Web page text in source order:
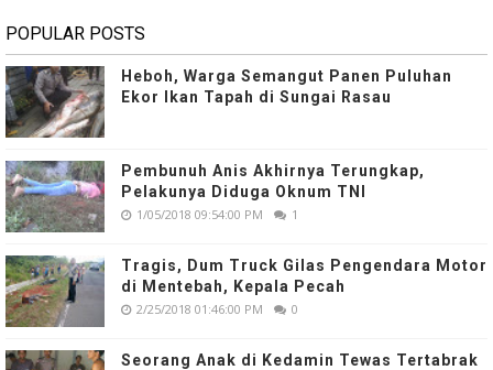
POPULAR POSTS
Heboh, Warga Semangut Panen Puluhan
Ekor Ikan Tapah di Sungai Rasau
Pembunuh Anis Akhirnya Terungkap,
Pelakunya Diduga Oknum TNI
1/05/2018 09:54:00 PM 1
Tragis, Dum Truck Gilas Pengendara Motor
di Mentebah, Kepala Pecah
2/25/2018 01:46:00 PM 0
Seorang Anak di Kedamin Tewas Tertabrak